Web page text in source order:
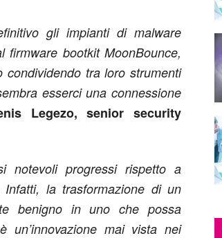
gli impianti di malware
bootkit MoonBounce,
tra loro strumenti
esserci una connessione
Legezo,senior security
notevoli progressi rispetto a
la trasformazione di un
benigno in uno che possa
un’innovazione mai vista nei